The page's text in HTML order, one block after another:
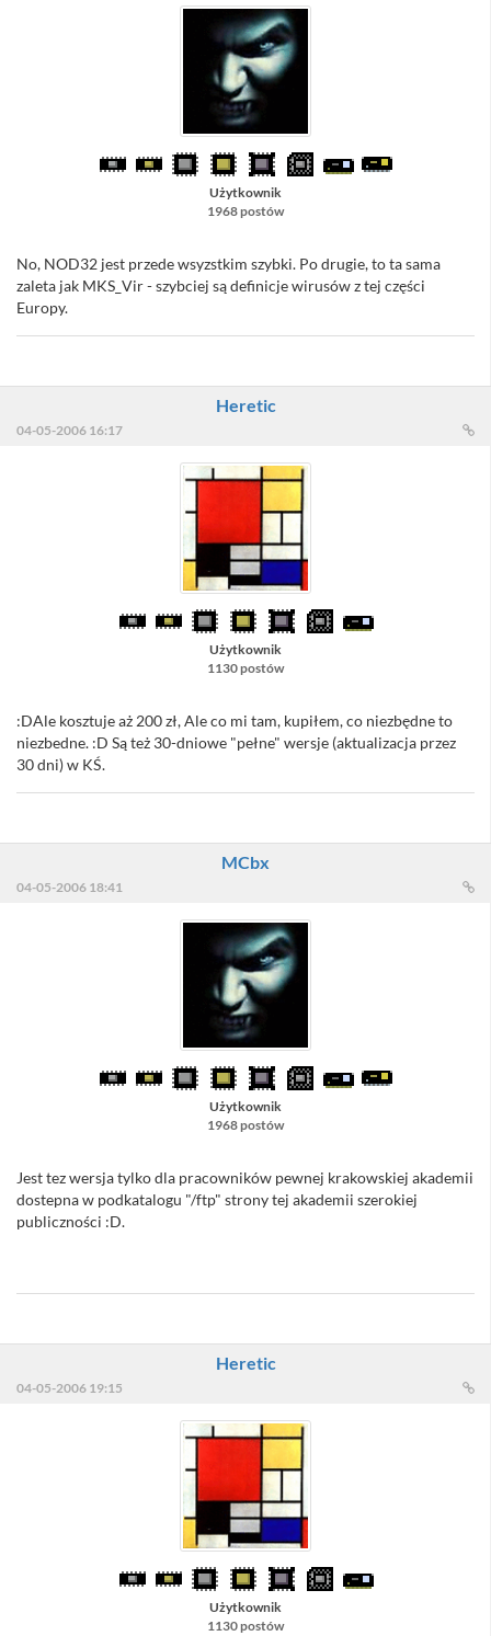
Użytkownik
1968 postów
No, NOD32 jest przede wsyzstkim szybki. Po drugie, to ta sama
zaleta jak MKS_Vir - szybciej są definicje wirusów z tej części
Europy.
Heretic
04-05-2006 16:17
Użytkownik
1130 postów
:DAle kosztuje aż 200 zł, Ale co mi tam, kupiłem, co niezbędne to
niezbedne. :D Są też 30-dniowe "pełne" wersje (aktualizacja przez
30 dni) w KŚ.
MCbx
04-05-2006 18:41
Użytkownik
1968 postów
Jest tez wersja tylko dla pracowników pewnej krakowskiej akademii
dostepna w podkatalogu "/ftp" strony tej akademii szerokiej
publiczności :D.
Heretic
04-05-2006 19:15
Użytkownik
1130 postów